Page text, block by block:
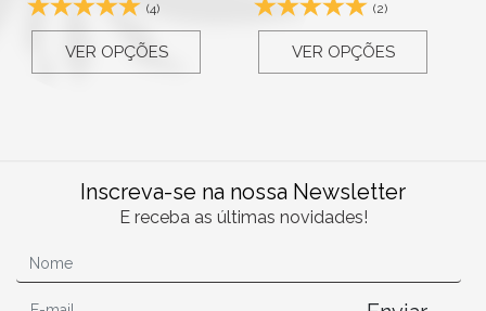
(4)
VER OPÇÕES
(2)
VER OPÇÕES
Inscreva-se na nossa Newsletter
E receba as últimas novidades!